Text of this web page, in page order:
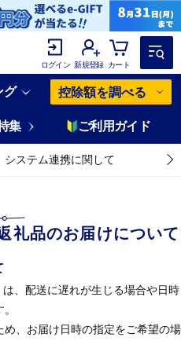
ログイン 新規登録 カート
グ 控除額を調べる
集 ご利用ガイド
システム連携に関して
礼品のお届けについて
、配送に遅れが生じる場合や日時
、お届け日時の指定をご希望の場